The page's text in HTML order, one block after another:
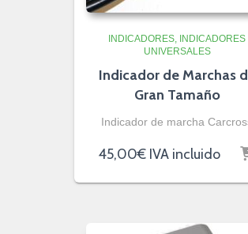
INDICADORES
INDICADORES
UNIVERSALES
Indicador de Marchas
Gran Tamaño
Indicador de marcha
45,00€ IVA incluido